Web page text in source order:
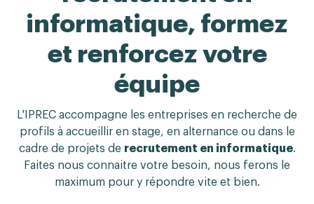
informatique, formez
et renforcez votre
équipe
L'IPREC accompagne les entreprises en recherche de
profils à accueillir en stage, en alternance ou dans le
cadre de projets de recrutement en informatique.
Faites nous connaitre votre besoin, nous ferons le
maximum pour y répondre vite et bien.